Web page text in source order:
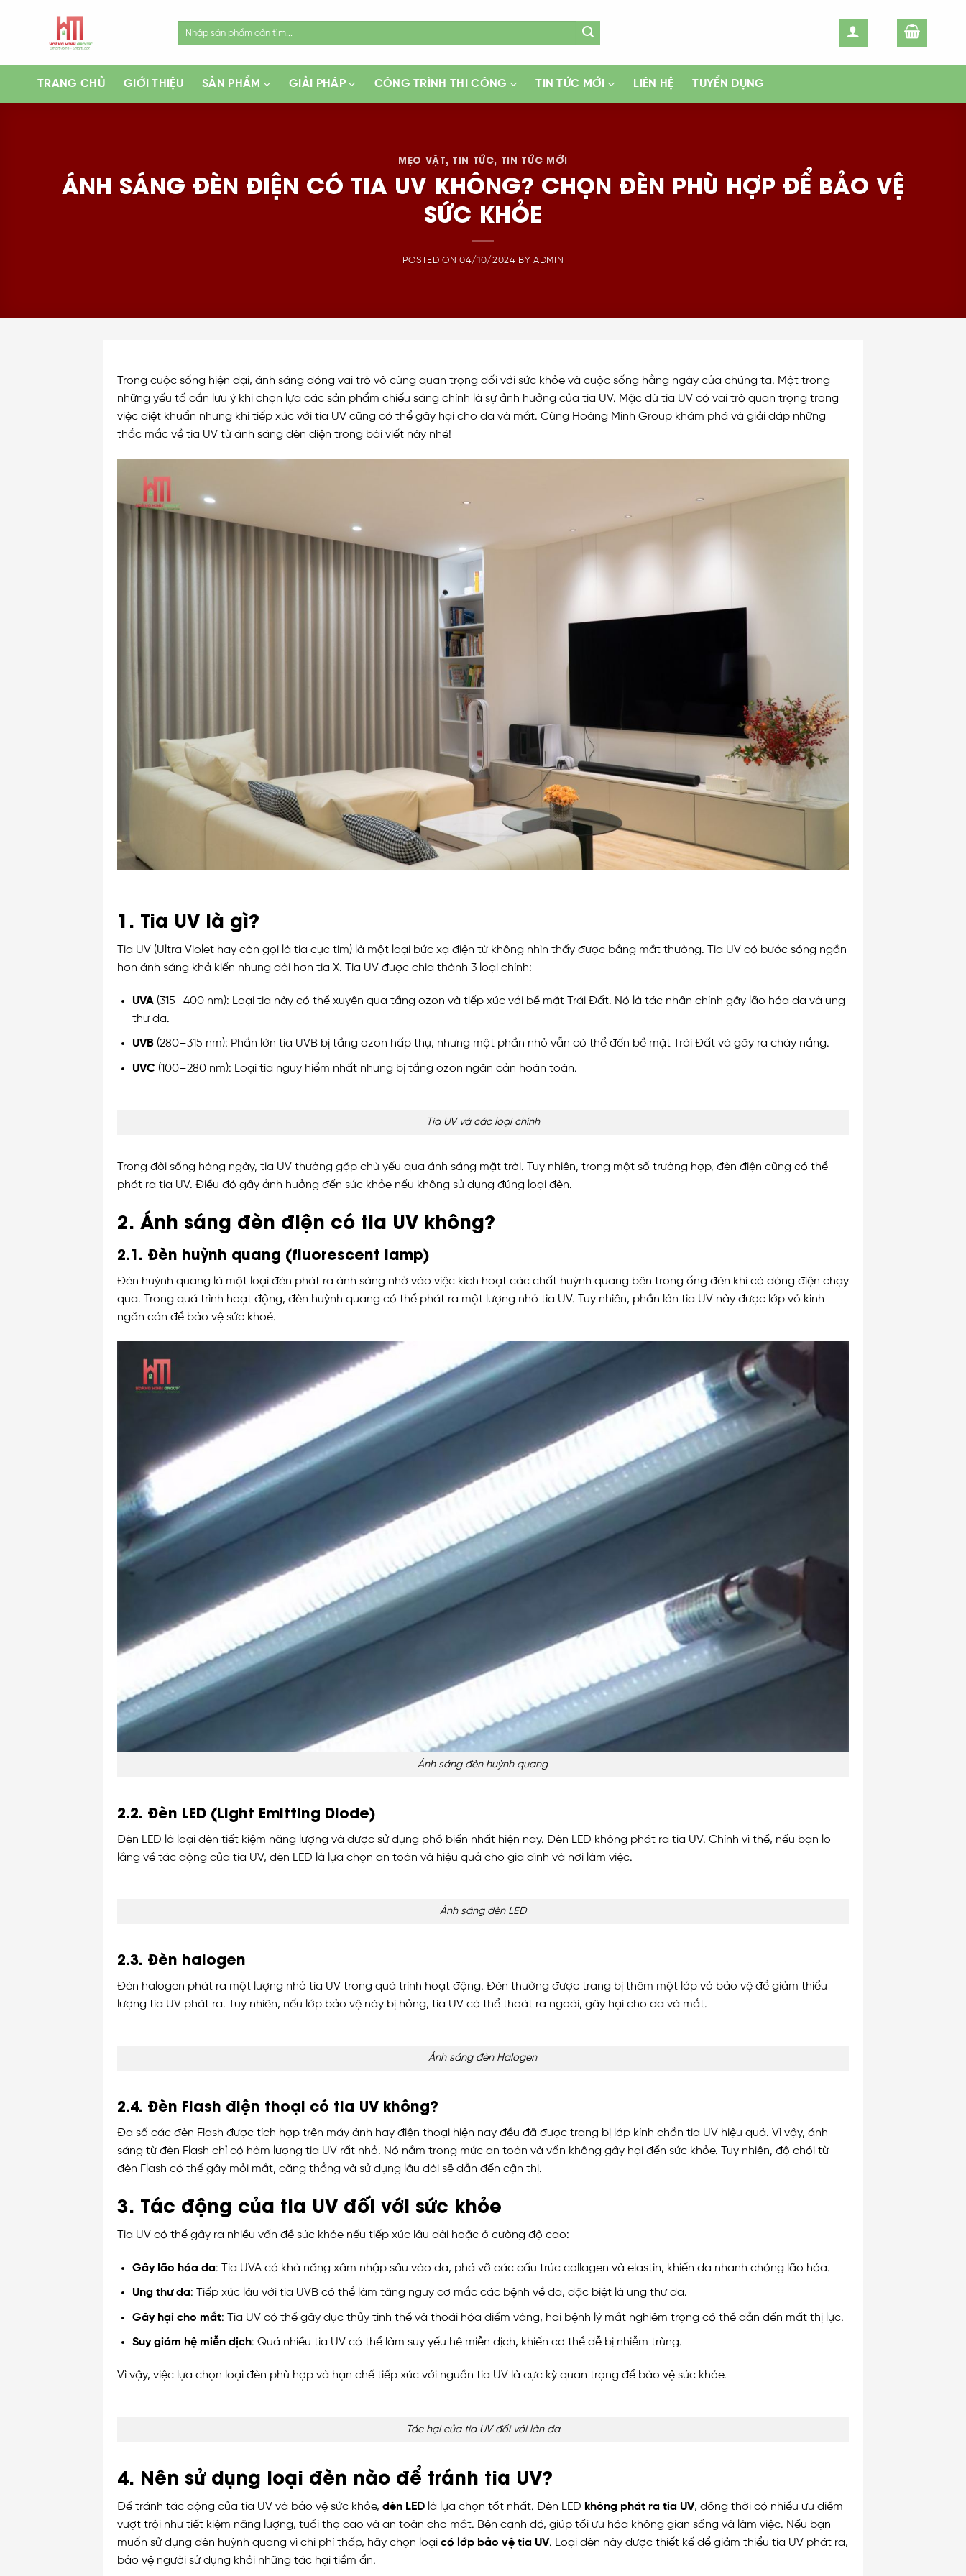
TRANG CHỦ GIỚI THIỆU SẢN PHẨM GIẢI PHÁP CÔNG TRÌNH THI CÔNG TIN TỨC MỚI LIÊN HỆ TUYỂN DỤNG
MẸO VẶT, TIN TỨC, TIN TỨC MỚI
ÁNH SÁNG ĐÈN ĐIỆN CÓ TIA UV KHÔNG? CHỌN ĐÈN PHÙ HỢP ĐỂ BẢO VỆ
SỨC KHỎE
POSTED ON04/10/2024 BYADMIN
Trong cuộc sống hiện đại, ánh sáng đóng vai trò vô cùng quan trọng đối với sức khỏe và cuộc sống hằng ngày của chúng ta. Một trong
những yếu tố cần lưu ý khi chọn lựa các sản phẩm chiếu sáng chính là sự ảnh hưởng của tia UV. Mặc dù tia UV có vai trò quan trọng trong
việc diệt khuẩn nhưng khi tiếp xúc với tia UV cũng có thể gây hại cho da và mắt. Cùng Hoàng Minh Group khám phá và giải đáp những
thắc mắc về tia UV từ ánh sáng đèn điện trong bài viết này nhé!
1. Tia UV là gì?
Tia UV (Ultra Violet hay còn gọi là tia cực tím) là một loại bức xạ điện từ không nhìn thấy được bằng mắt thường. Tia UV có bước sóng ngắn
hơn ánh sáng khả kiến nhưng dài hơn tia X. Tia UV được chia thành 3 loại chính:
UVA(315–400 nm): Loại tia này có thể xuyên qua tầng ozon và tiếp xúc với bề mặt Trái Đất. Nó là tác nhân chính gây lão hóa da và ung
thư da.
UVB(280–315 nm): Phần lớn tia UVB bị tầng ozon hấp thụ, nhưng một phần nhỏ vẫn có thể đến bề mặt Trái Đất và gây ra cháy nắng.
UVC (100–280 nm): Loại tia nguy hiểm nhất nhưng bị tầng ozon ngăn cản hoàn toàn.
Tia UV và các loại chính
Trong đời sống hàng ngày, tia UV thường gặp chủ yếu qua ánh sáng mặt trời. Tuy nhiên, trong một số trường hợp, đèn điện cũng có thể
phát ra tia UV. Điều đó gây ảnh hưởng đến sức khỏe nếu không sử dụng đúng loại đèn.
2. Ánh sáng đèn điện có tia UV không?
2.1. Đèn huỳnh quang (fluorescent lamp)
Đèn huỳnh quang là một loại đèn phát ra ánh sáng nhờ vào việc kích hoạt các chất huỳnh quang bên trong ống đèn khi có dòng điện chạy
qua. Trong quá trình hoạt động, đèn huỳnh quang có thể phát ra một lượng nhỏ tia UV. Tuy nhiên, phần lớn tia UV này được lớp vỏ kính
ngăn cản để bảo vệ sức khoẻ.
Ánh sáng đèn huỳnh quang
2.2. Đèn LED (Light Emitting Diode)
Đèn LED là loại đèn tiết kiệm năng lượng và được sử dụng phổ biến nhất hiện nay. Đèn LED không phát ra tia UV. Chính vì thế, nếu bạn lo
lắng về tác động của tia UV, đèn LED là lựa chọn an toàn và hiệu quả cho gia đình và nơi làm việc.
Ánh sáng đèn LED
2.3. Đèn halogen
Đèn halogen phát ra một lượng nhỏ tia UV trong quá trình hoạt động. Đèn thường được trang bị thêm một lớp vỏ bảo vệ để giảm thiểu
lượng tia UV phát ra. Tuy nhiên, nếu lớp bảo vệ này bị hỏng, tia UV có thể thoát ra ngoài, gây hại cho da và mắt.
Ánh sáng đèn Halogen
2.4. Đèn Flash điện thoại có tia UV không?
Đa số các đèn Flash được tích hợp trên máy ảnh hay điện thoại hiện nay đều đã được trang bị lớp kính chắn tia UV hiệu quả. Vì vậy, ánh
sáng từ đèn Flash chỉ có hàm lượng tia UV rất nhỏ. Nó nằm trong mức an toàn và vốn không gây hại đến sức khỏe. Tuy nhiên, độ chói từ
đèn Flash có thể gây mỏi mắt, căng thẳng và sử dụng lâu dài sẽ dẫn đến cận thị.
3. Tác động của tia UV đối với sức khỏe
Tia UV có thể gây ra nhiều vấn đề sức khỏe nếu tiếp xúc lâu dài hoặc ở cường độ cao:
Gây lão hóa da: Tia UVA có khả năng xâm nhập sâu vào da, phá vỡ các cấu trúc collagen và elastin, khiến da nhanh chóng lão hóa.
Ung thư da: Tiếp xúc lâu với tia UVB có thể làm tăng nguy cơ mắc các bệnh về da, đặc biệt là ung thư da.
Gây hại cho mắt: Tia UV có thể gây đục thủy tinh thể và thoái hóa điểm vàng, hai bệnh lý mắt nghiêm trọng có thể dẫn đến mất thị lực.
Suy giảm hệ miễn dịch: Quá nhiều tia UV có thể làm suy yếu hệ miễn dịch, khiến cơ thể dễ bị nhiễm trùng.
Vì vậy, việc lựa chọn loại đèn phù hợp và hạn chế tiếp xúc với nguồn tia UV là cực kỳ quan trọng để bảo vệ sức khỏe.
Tác hại của tia UV đối với làn da
4. Nên sử dụng loại đèn nào để tránh tia UV?
Để tránh tác động của tia UV và bảo vệ sức khỏe, đèn LEDlà lựa chọn tốt nhất. Đèn LED không phát ra tia UV, đồng thời có nhiều ưu điểm
vượt trội như tiết kiệm năng lượng, tuổi thọ cao và an toàn cho mắt. Bên cạnh đó, giúp tối ưu hóa không gian sống và làm việc. Nếu bạn
muốn sử dụng đèn huỳnh quang vì chi phí thấp, hãy chọn loại có lớp bảo vệ tia UV. Loại đèn này được thiết kế để giảm thiểu tia UV phát ra,
bảo vệ người sử dụng khỏi những tác hại tiềm ẩn.